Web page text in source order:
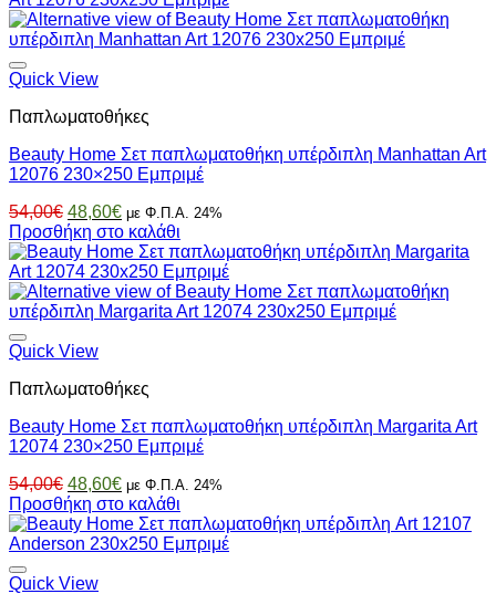
37,80€.
Quick View
Παπλωματοθήκες
Beauty Home Σετ παπλωματοθήκη υπέρδιπλη Manhattan Art
12076 230×250 Εμπριμέ
54,00€ Original
price
was:
54,00€.
48,60€Η
τρέχουσα
τιμή
είναι:
48,60€.
με Φ.Π.Α. 24%
Προσθήκη στο καλάθι
Quick View
Παπλωματοθήκες
Beauty Home Σετ παπλωματοθήκη υπέρδιπλη Margarita Art
12074 230×250 Εμπριμέ
54,00€ Original
price
was:
54,00€.
48,60€Η
τρέχουσα
τιμή
είναι:
με Φ.Π.Α. 24%
Προσθήκη στο καλάθι
Quick View